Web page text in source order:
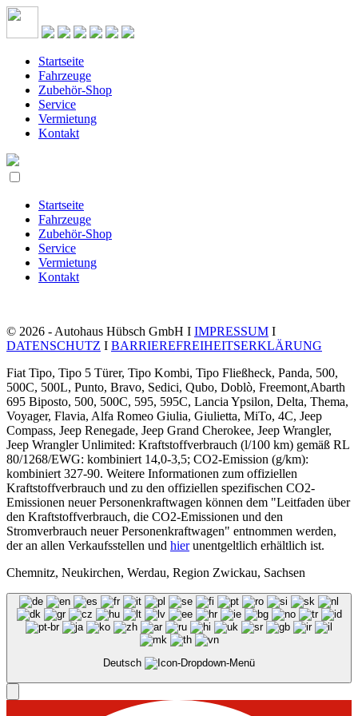
Startseite
Fahrzeuge
Zubehör-Shop
Service
Vermietung
Kontakt
Startseite
Fahrzeuge
Zubehör-Shop
Service
Vermietung
Kontakt
© 2026 - Autohaus Hübsch GmbH I IMPRESSUM I
DATENSCHUTZ I BARRIEREFREIHEITSERKLÄRUNG
Fiat Tipo, Tipo 5 Türer, Tipo Kombi, Tipo Fließheck, Panda, 500,
500C, 500L, Punto, Bravo, Sedici, Qubo, Doblò, Freemont,Abarth
695 Biposto, 500, 500C, 595, 595C, Lancia Ypsilon, Delta, Thema,
Voyager, Flavia, Alfa Romeo Giulia, Giulietta, MiTo, 4C, Jeep
Compass, Jeep Renegade, Jeep Grand Cherokee, Jeep Wrangler,
Jeep Wrangler Unlimited: Kraftstoffverbrauch (l/100 km) gemäß RL
80/1268/EWG: kombiniert 14,0-3,5; CO2-Emission (g/km):
kombiniert 327-90. Weitere Informationen zum offiziellen
Kraftstoffverbrauch und zu den offiziellen spezifischen CO2-
Emissionen neuer Personenkraftwagen können dem "Leitfaden über
den Kraftstoffverbrauch, die CO2-Emissionen und den
Stromverbrauch neuer Personenkraftwagen" entnommen werden,
der an allen Verkaufsstellen und hierunentgeltlich erhältlich ist.
Chemnitz, Neukirchen, Werdau, Region Zwickau, Sachsen
Deutsch